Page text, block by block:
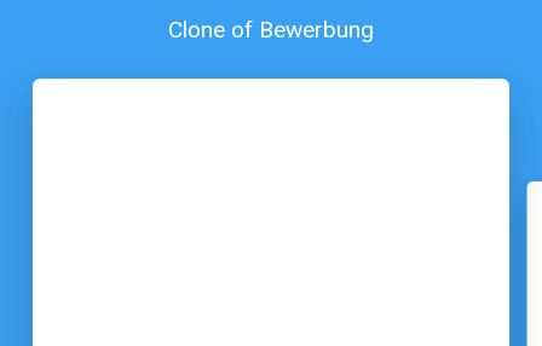
Clone of Bewerbung